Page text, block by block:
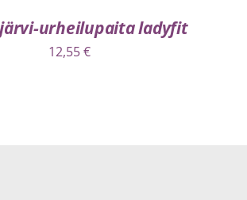
urheilupaita ladyfit
12,55€